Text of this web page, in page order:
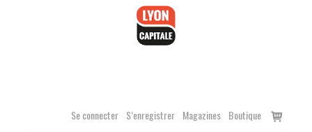
Se connecter S’enregistrer Magazines Boutique
Voir